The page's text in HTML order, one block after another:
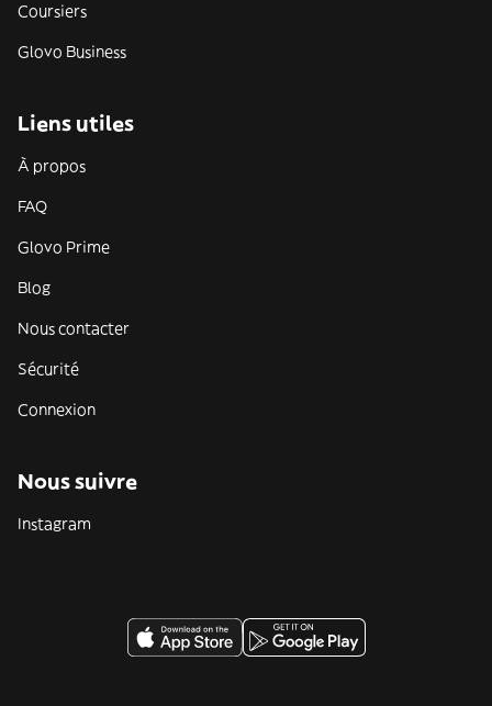
Coursiers
Glovo Business
Liens utiles
À propos
FAQ
Glovo Prime
Blog
Nous contacter
Sécurité
Connexion
Nous suivre
Instagram